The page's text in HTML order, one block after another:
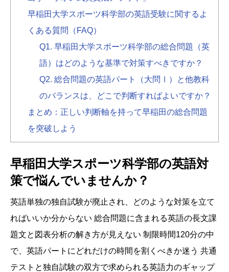
早稲田大学スポーツ科学部の英語受験に関するよ
くある質問（FAQ）
Q1. 早稲田大学スポーツ科学部の総合問題（英
語）はどのような基準で対策すべきですか？
Q2. 総合問題の英語パート（大問Ⅰ）と他教科
のバランスは、どこで判断すればよいですか？
まとめ：正しい判断軸を持って早稲田の総合問題
を突破しよう
早稲田大学スポーツ科学部の英語対
策で悩んでいませんか？
英語単独の独自試験が廃止され、
どのような対策を立て
ればいいか分からない 総合問題に含まれる英語の長文課
題文と図表分析の解き方が見えない 制限時間120分の中
で、 英語パートにどれだけの時間を割くべきか迷う 共通
テストと独自試験の双方で求められる英語力のギャップ